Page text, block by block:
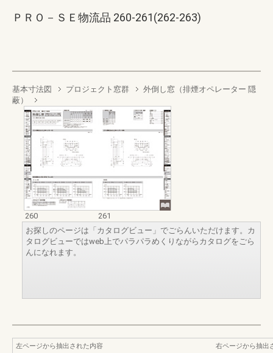
ＰＲＯ－ＳＥ物流品 260-261(262-263)
基本寸法図 プロジェクト窓群
外倒し窓（排煙オペレーター 隠
蔽）
260
261
お探しのページは「カタログビュー」でごらんいただけます。カ
タログビューではweb上でパラパラめくりながらカタログをごら
んになれます。
左ページから抽出された内容
右ページから抽出